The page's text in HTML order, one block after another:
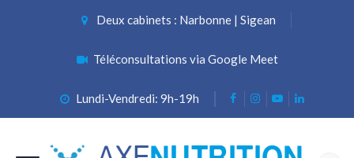
Deux cabinets : Narbonne | Sigean
Téléconsultations via Google Meet
Lundi-Vendredi: 9h-19h